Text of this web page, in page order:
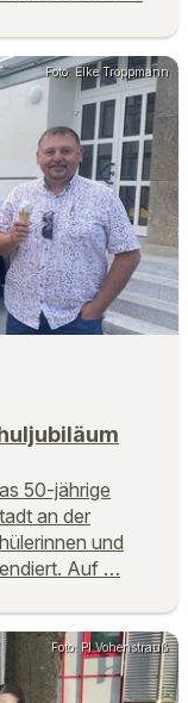
Foto: Elke Troppmann
50-jährige
an der
und
Auf …
Foto: PI Vohenstrauß